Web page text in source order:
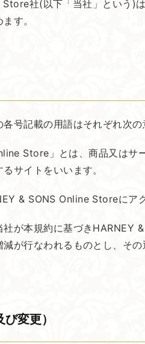
社(以下「当社」という)
す。
号記載の用語はそれぞれ次の
Store」とは、商品又はサ
サイトをいいます。
& SONS Online Storeにア
が本規約に基づきHARNEY
が行なわれるものとし、そ
変更）